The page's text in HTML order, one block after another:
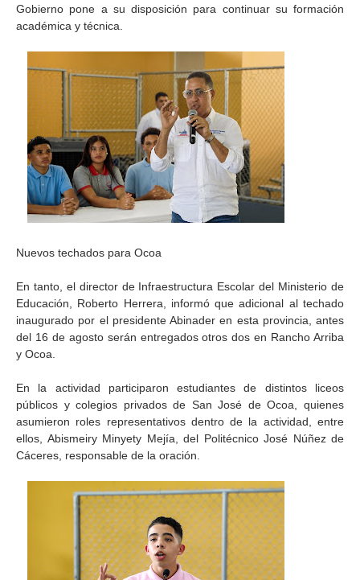
Gobierno pone a su disposición para continuar su formación
académica y técnica.
Nuevos techados para Ocoa
En tanto, el director de Infraestructura Escolar del Ministerio de
Educación, Roberto Herrera, informó que adicional al techado
inaugurado por el presidente Abinader en esta provincia, antes
del 16 de agosto serán entregados otros dos en Rancho Arriba
y Ocoa.
En la actividad participaron estudiantes de distintos liceos
públicos y colegios privados de San José de Ocoa, quienes
asumieron roles representativos dentro de la actividad, entre
ellos, Abismeiry Minyety Mejía, del Politécnico José Núñez de
Cáceres, responsable de la oración.